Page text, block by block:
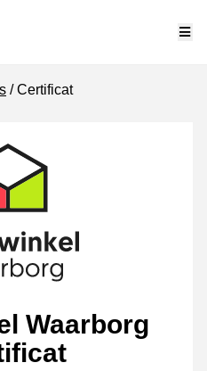
Certificat
Waarborg